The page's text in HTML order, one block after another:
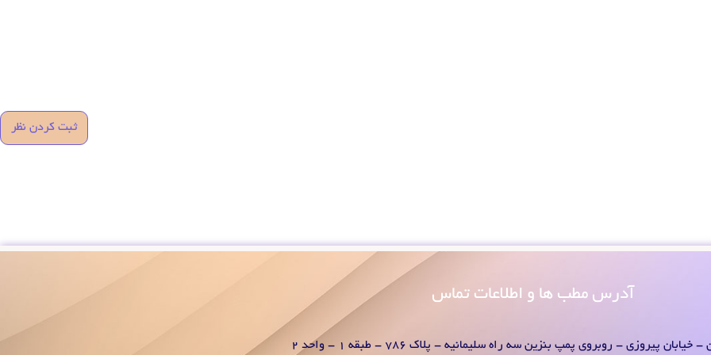
آدرس مطب ها و اطلاعات تماس
- خیابان پیروزی - روبروی پمپ بنزین سه راه سلیمانیه - پلاک 786 - طبقه 1 - واحد 2